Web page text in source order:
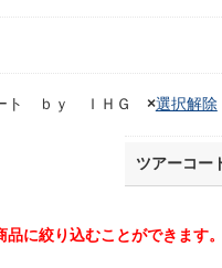
ート ｂｙ ＩＨＧ ×選択解除
ツアーコー
に絞り込むことができます。